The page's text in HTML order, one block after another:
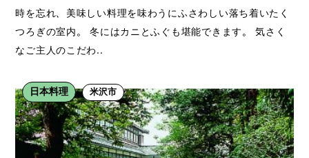
時を忘れ、美味しい料理を味わうにふさわしい落ち着いたく
つろぎの室内。 冬にはカニとふぐも堪能できます。 気さく
なご主人のこだわ..
日本料理 米沢市